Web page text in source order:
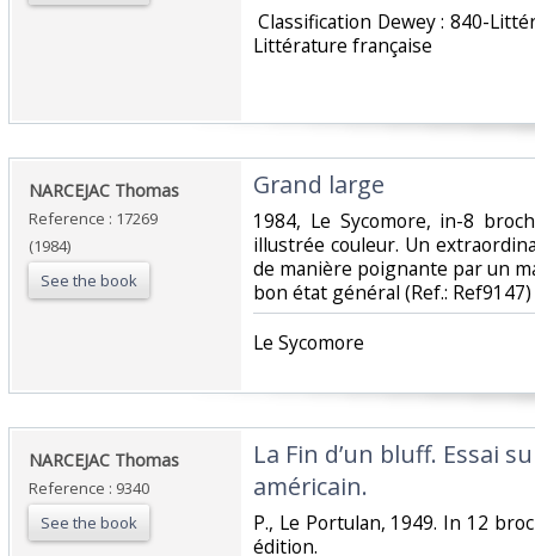
Classification Dewey : 840-
Littérature française‎
‎NARCEJAC Thomas‎
Reference : 17269
(1984)
See the book
‎Grand large‎
‎1984, Le Sycomore, in-8
illustrée couleur. Un
de manière poignante par un
bon état général (Ref.: Ref9147)‎
‎Le Sycomore‎
‎NARCEJAC Thomas‎
Reference : 9340
See the book
‎La Fin d’un bluff. Essai
américain.‎
‎P., Le Portulan, 1949. In 12
édition.‎